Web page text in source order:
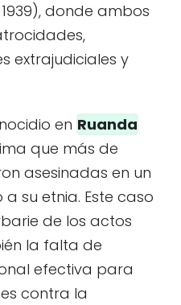
donde ambos
extrajudiciales y
en Ruanda
que más de
asesinadas en un
su etnia. Este caso
de los actos
la falta de
efectiva para
contra la